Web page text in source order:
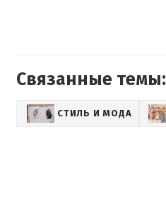
Связанные темы:
СТИЛЬ И МОДА